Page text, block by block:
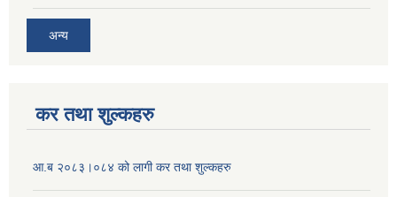
अन्य
कर तथा शुल्कहरु
आ.ब २०८३।०८४ को लागी कर तथा शुल्कहरु